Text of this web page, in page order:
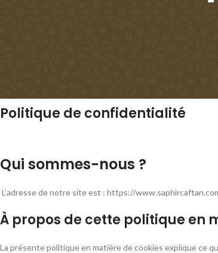
Politique de confidentialité
Qui sommes-nous ?
L’adresse de notre site est : https://
À propos de cette politique en
La présente politique en matière de cookies explique ce